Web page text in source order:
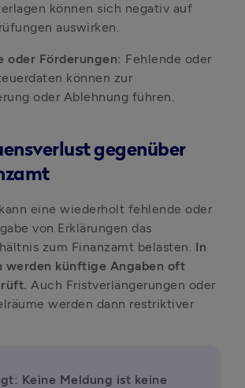
können sich negativ auf
auswirken.
oder Förderungen: Fehlende oder
können zur
oder Ablehnung führen.
gegenüber
eine wiederholt fehlende oder
von Erklärungen das
zum Finanzamt belasten. In
werden künftige Angaben oft
Auch Fristverlängerungen oder
werden dann restriktiver
Keine Meldung ist keine